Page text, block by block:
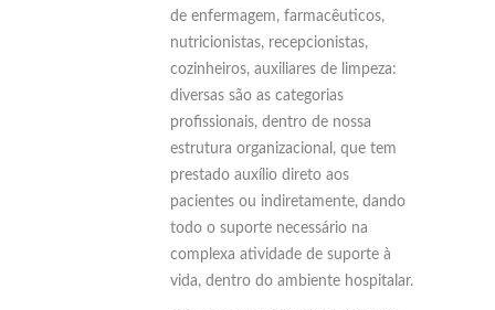
de enfermagem, farmacêuticos,
nutricionistas, recepcionistas,
cozinheiros, auxiliares de limpeza:
diversas são as categorias
profissionais, dentro de nossa
estrutura organizacional, que tem
prestado auxílio direto aos
pacientes ou indiretamente, dando
todo o suporte necessário na
complexa atividade de suporte à
vida, dentro do ambiente hospitalar.